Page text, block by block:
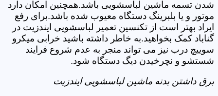
شدن تسمه ماشین لباسشویی باشد.همچنین امکان دارد
موتور و یا بلبرینگ دستگاه معیوب شده باشد.برای رفع
ایراد بهتر است از تکنسین تعمیر لباسشویی ایندزیت در
گناباد کمک بخواهید.به خاطر داشته باشید خرابی میکرو
سوییچ درب نیز می تواند منجر به عدم شروع فرایند
شستشو و نچرخیدن دیگ دستگاه شود.
برق داشتن بدنه ماشین لباسشویی ایندزیت